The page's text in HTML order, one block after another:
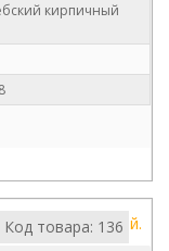
кирпичный
Код товара: 136